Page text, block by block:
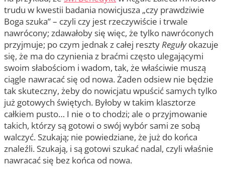
trudu w kwestii badania nowicjusza „czy prawdziwie
Boga szuka” – czyli czy jest rzeczywiście i trwale
nawrócony; zdawałoby się więc, że tylko nawróconych
przyjmuje; po czym jednak z całej resztyRegułyokazuje
się, że ma do czynienia z braćmi często ulegającymi
swoim słabościom i wadom, tak, że właściwie muszą
ciągle nawracać się od nowa. Żaden odsiew nie będzie
tak skuteczny, żeby do nowicjatu wpuścić samych tylko
już gotowych świętych. Byłoby w takim klasztorze
całkiem pusto… I nie o to chodzi; ale o przyjmowanie
takich, którzy są gotowi o swój wybór sami ze sobą
walczyć. Szukają; nie powiedziane, że już do końca
znaleźli. Szukają, i są gotowi szukać nadal, czyli właśnie
nawracać się bez końca od nowa.